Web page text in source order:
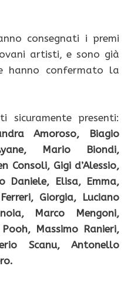
consegnati i premi
artisti, e sono già
hanno confermato la
presenti:
Amoroso, Biagio
Mario Biondi,
Consoli, Gigi d’Alessio,
Daniele, Elisa, Emma,
Giorgia, Luciano
Marco Mengoni,
Massimo Ranieri,
Scanu, Antonello